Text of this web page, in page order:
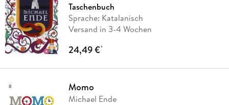
Taschenbuch
Sprache: Katalanisch
Versand in 3-4 Wochen
24,49 €*
Momo
Michael Ende